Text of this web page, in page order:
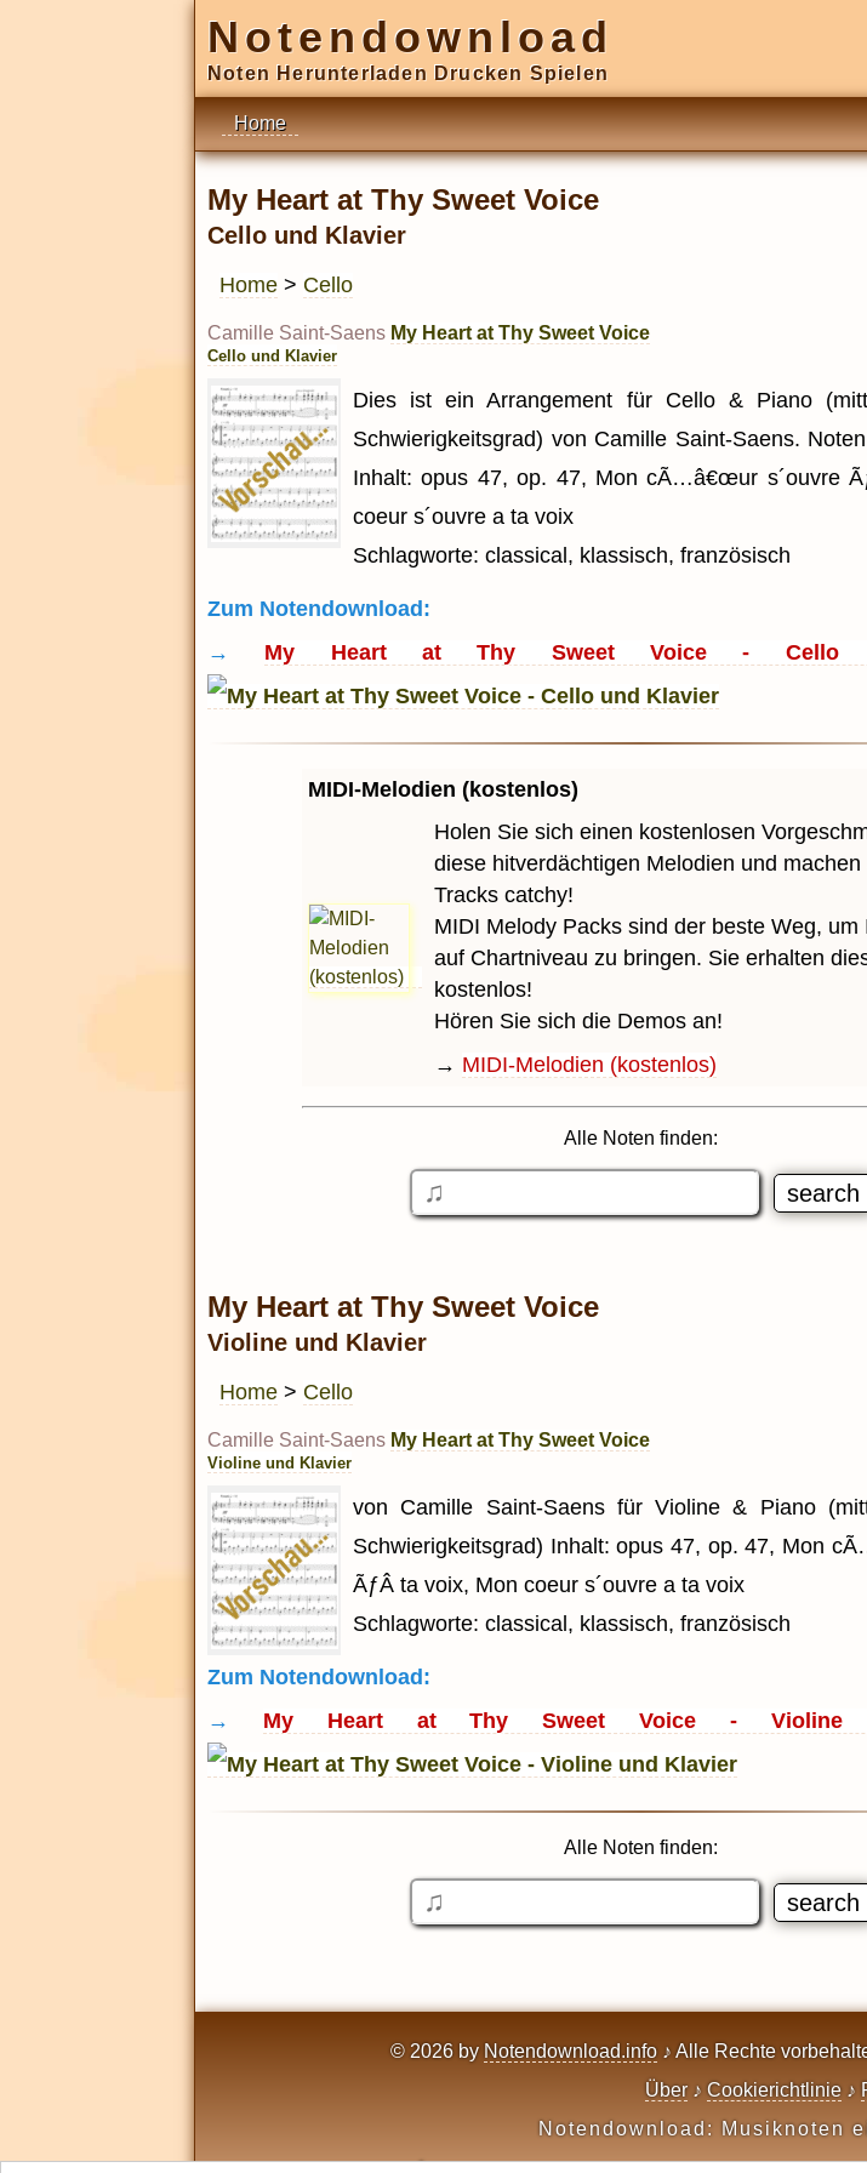
Notendownload
Noten Herunterladen Drucken Spielen
Home
My Heart at Thy Sweet Voice
Cello und Klavier
Home > Cello
Camille Saint-Saens My Heart at Thy Sweet Voice
Cello und Klavier
Dies ist ein Arrangement für Cello & Piano
Schwierigkeitsgrad) von Camille Saint-Saens.
Inhalt: opus 47, op. 47, Mon cÃ…â€œur s´ouvre
coeur s´ouvre a ta voix
Schlagworte: classical, klassisch, französisch
Zum Notendownload:
→ My Heart at Thy Sweet Voice - Cello
MIDI-Melodien (kostenlos)
Holen Sie sich einen kostenlosen
diese hitverdächtigen Melodien und machen
Tracks catchy!
MIDI Melody Packs sind der beste Weg, um
auf Chartniveau zu bringen. Sie erhalten
kostenlos!
Hören Sie sich die Demos an!
→ MIDI-Melodien (kostenlos)
Alle Noten finden:
My Heart at Thy Sweet Voice
Violine und Klavier
Home > Cello
Camille Saint-Saens My Heart at Thy Sweet Voice
Violine und Klavier
von Camille Saint-Saens für Violine & Piano
Schwierigkeitsgrad) Inhalt: opus 47, op. 47, Mon
ÃƒÂ ta voix, Mon coeur s´ouvre a ta voix
Schlagworte: classical, klassisch, französisch
Zum Notendownload:
→ My Heart at Thy Sweet Voice - Violine
Alle Noten finden:
© 2026 by Notendownload.info♪ Alle Rechte
Über ♪ Cookierichtlinie ♪
Notendownload: Musiknoten
1